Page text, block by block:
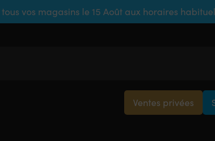
vos magasins le 15 Août aux horaires
Ventes privées